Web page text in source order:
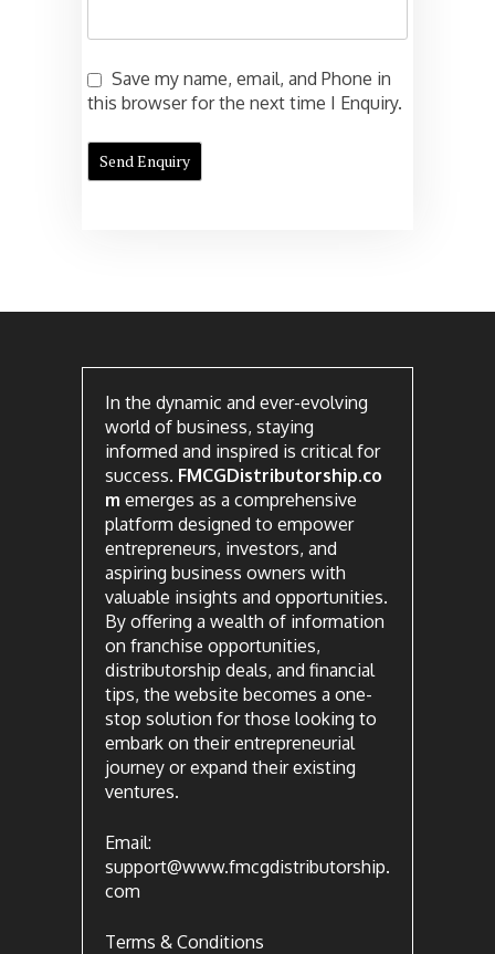
Save my name, email, and Phone in
this browser for the next time I Enquiry.
In the dynamic and ever-evolving
world of business, staying
informed and inspired is critical for
success. FMCGDistributorship.co
m emerges as a comprehensive
platform designed to empower
entrepreneurs, investors, and
aspiring business owners with
valuable insights and opportunities.
By offering a wealth of information
on franchise opportunities,
distributorship deals, and financial
tips, the website becomes a one-
stop solution for those looking to
embark on their entrepreneurial
journey or expand their existing
ventures.
Email:
support@www.fmcgdistributorship.
com
Terms & Conditions